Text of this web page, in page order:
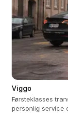
Viggo
Førsteklasses
personlig service